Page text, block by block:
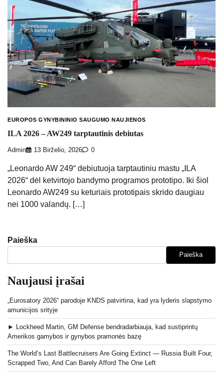
EUROPOS GYNYBININIO SAUGUMO NAUJIENOS
ILA 2026 – AW249 tarptautinis debiutas
Admin 13 Birželio, 2026 0
„Leonardo AW 249“ debiutuoja tarptautiniu mastu „ILA
2026“ dėl ketvirtojo bandymo programos prototipo. Iki šiol
Leonardo AW249 su keturiais prototipais skrido daugiau
nei 1000 valandų. […]
Paieška
Paieška
Naujausi įrašai
„Eurosatory 2026“ parodoje KNDS patvirtina, kad yra lyderis slapstymo
amunicijos srityje
► Lockheed Martin, GM Defense bendradarbiauja, kad sustiprintų
Amerikos gamybos ir gynybos pramonės bazę
The World’s Last Battlecruisers Are Going Extinct — Russia Built Four,
Scrapped Two, And Can Barely Afford The One Left